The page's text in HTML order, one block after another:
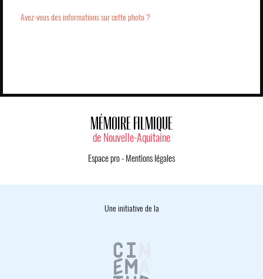
Avez-vous des informations sur cette photo ?
MÉMOIRE FILMIQUE
de Nouvelle-Aquitaine
Espace pro- Mentions légales
Une initiative de la